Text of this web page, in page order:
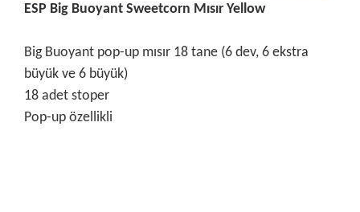
ESP Big Buoyant Sweetcorn Mısır Yellow
Big Buoyant pop-up mısır 18 tane (6 dev, 6 ekstra
büyük ve 6 büyük)
18 adet stoper
Pop-up özellikli